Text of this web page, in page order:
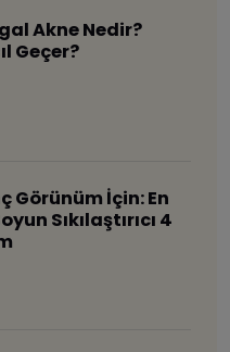
Akne Nedir?
Geçer?
Görünüm İçin: En
Sıkılaştırıcı 4